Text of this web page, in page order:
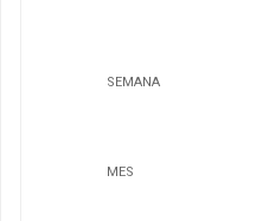
SEMANA
MES